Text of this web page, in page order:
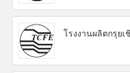
โรงงานผลิตกรุย